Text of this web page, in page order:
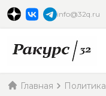
info@32q.ru
Главная Политика